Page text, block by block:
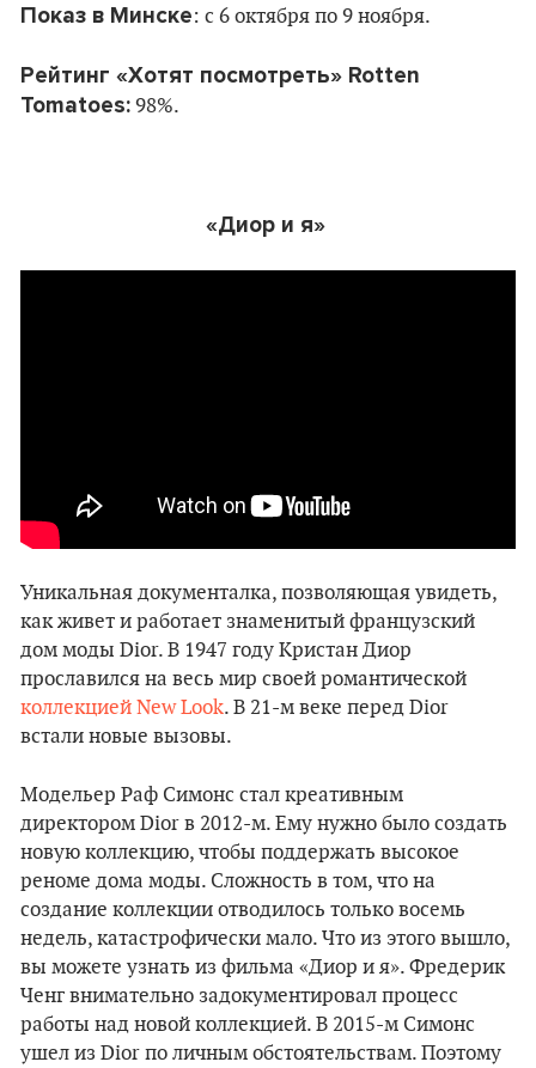
Показ в Минске: c 6 октября по 9 ноября.
Рейтинг «Хотят посмотреть» Rotten
Tomatoes: 98%.
«Диор и я»
Уникальная документалка, позволяющая увидеть,
как живет и работает знаменитый французский
дом моды Dior. В 1947 году Кристан Диор
прославился на весь мир своей романтической
коллекцией New Look. В 21-м веке перед Dior
встали новые вызовы.
Модельер Раф Симонс стал креативным
директором Dior в 2012-м. Ему нужно было создать
новую коллекцию, чтобы поддержать высокое
реноме дома моды. Сложность в том, что на
создание коллекции отводилось только восемь
недель, катастрофически мало. Что из этого вышло,
вы можете узнать из фильма «Диор и я». Фредерик
Ченг внимательно задокументировал процесс
работы над новой коллекцией. В 2015-м Симонс
ушел из Dior по личным обстоятельствам. Поэтому